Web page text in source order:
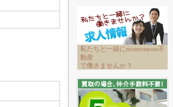
私たちと一緒にmomotarou不
動産
で働きませんか？